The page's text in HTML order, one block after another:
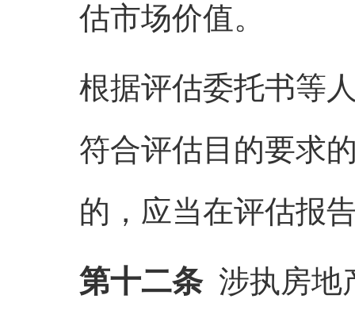
估市场价值。
根据评估委托书等
符合评估目的要求
的，应当在评估报
第十二条 涉执房地